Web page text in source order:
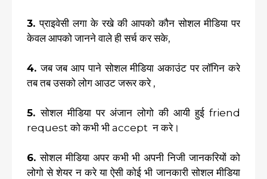
3.प्राइवेसी लगा के रखे की आपको कौन सोशल मीडिया पर
केवल आपको जानने वाले ही सर्च कर सके,
4.जब जब आप पाने सोशल मीडिया अकाउंट पर लॉगिन करे
तब तब उसको लोग आउट जरूर करे ,
5.सोशल मीडिया पर अंजान लोगो की आयी हुई friend
request को कभी भी accept न करे।
6.सोशल मीडिया अपर कभी भी अपनी निजी जानकरियों को
लोगो से शेयर न करे या ऐसी कोई भी जानकारी सोशल मीडिया